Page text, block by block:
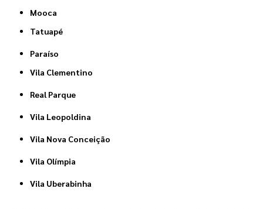
Mooca
Tatuapé
Paraíso
Vila Clementino
Real Parque
Vila Leopoldina
Vila Nova Conceição
Vila Olímpia
Vila Uberabinha